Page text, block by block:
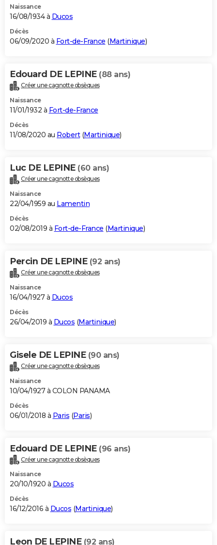
Naissance
16/08/1934 à Ducos
Décès
06/09/2020 à Fort-de-France (Martinique)
Edouard DE LEPINE (88 ans)
Créer une cagnotte obsèques
Naissance
11/01/1932 à Fort-de-France
Décès
11/08/2020 au Robert(Martinique)
Luc DE LEPINE (60 ans)
Créer une cagnotte obsèques
Naissance
22/04/1959 au Lamentin
Décès
02/08/2019 à Fort-de-France (Martinique)
Percin DE LEPINE (92 ans)
Créer une cagnotte obsèques
Naissance
16/04/1927 à Ducos
Décès
26/04/2019 à Ducos (Martinique)
Gisele DE LEPINE (90 ans)
Créer une cagnotte obsèques
Naissance
10/04/1927 à COLON PANAMA
Décès
06/01/2018 à Paris (Paris)
Edouard DE LEPINE (96 ans)
Créer une cagnotte obsèques
Naissance
20/10/1920 à Ducos
Décès
16/12/2016 à Ducos (Martinique)
Leon DE LEPINE (92 ans)